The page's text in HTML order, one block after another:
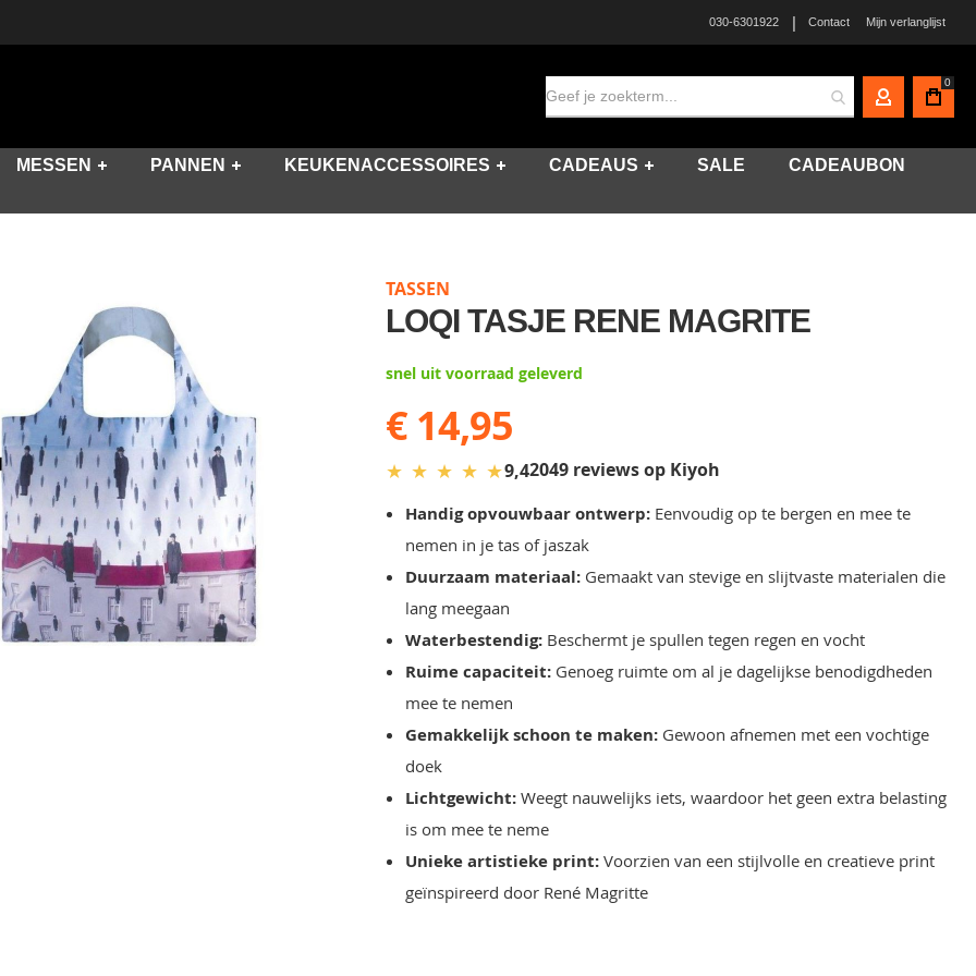
030-6301922
| Contact Mijn verlanglijst
MIJN
0
MESSEN PANNEN KEUKENACCESSOIRES CADEAUS SALE
CADEAUBON
TASSEN
LOQI TASJE RENE MAGRITE
snel uit voorraad geleverd
€ 14,95
★ ★ ★ ★ ★9,42049 reviews op Kiyoh
Handig opvouwbaar ontwerp: Eenvoudig op te bergen en mee te
nemen in je tas of jaszak
Duurzaam materiaal: Gemaakt van stevige en slijtvaste materialen die
lang meegaan
Waterbestendig: Beschermt je spullen tegen regen en vocht
Ruime capaciteit: Genoeg ruimte om al je dagelijkse benodigdheden
mee te nemen
Gemakkelijk schoon te maken: Gewoon afnemen met een vochtige
doek
Lichtgewicht: Weegt nauwelijks iets, waardoor het geen extra belasting
is om mee te neme
Unieke artistieke print: Voorzien van een stijlvolle en creatieve print
geïnspireerd door René Magritte